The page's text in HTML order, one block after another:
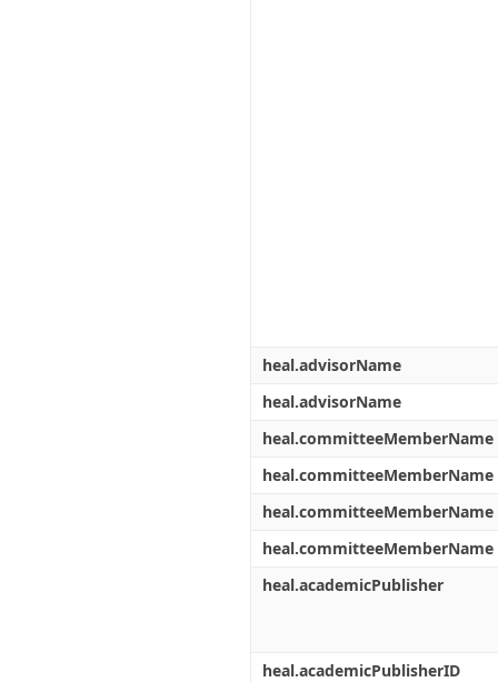
heal.advisorName
heal.advisorName
heal.committeeMemberName
heal.committeeMemberName
heal.committeeMemberName
heal.committeeMemberName
heal.academicPublisher
heal.academicPublisherID